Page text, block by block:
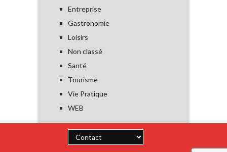
Entreprise
Gastronomie
Loisirs
Non classé
Santé
Tourisme
Vie Pratique
WEB